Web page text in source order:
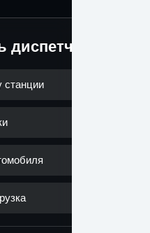
диспетчеру
станции